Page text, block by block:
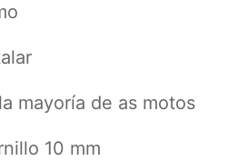
mayoría de as motos
10 mm